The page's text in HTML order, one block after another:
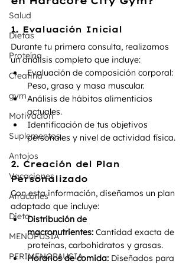
Salud
Dietas
Proteína
Creatina
gym
Motivación
Suplementos
Antojos
Vacaciones
Atracones
Dieta
MENOPUSIA
PERIMENOPAUSIA
1. Evaluación Inicial
Durante tu primera consulta, realizamos
un análisis completo que incluye:
Evaluación de composición corporal:
Peso, grasa y masa muscular.
Análisis de hábitos alimenticios
actuales.
Identificación de tus objetivos
personales y nivel de actividad física.
2. Creación del Plan
Personalizado
Con esta información, diseñamos un plan
adaptado que incluye:
Distribución de
macronutrientes: Cantidad exacta de
proteínas, carbohidratos y grasas.
Horarios de comida: Diseñados para